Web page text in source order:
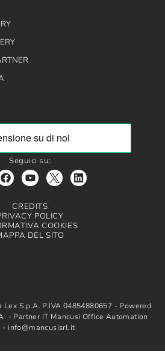
Seguici su:
CREDITS
POLICY
COOKIES
DEL SITO
S.p.A. P.IVA 04854880657 - Powered
- Partner IT Mancusi Office Automation
- info@mancusisrl.it